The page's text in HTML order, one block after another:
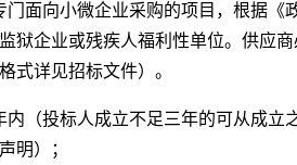
面向小微企业采购的项目，根据《
狱企业或残疾人福利性单位。供应
式详见招标文件）。
（投标人成立不足三年的可从成立
明）；